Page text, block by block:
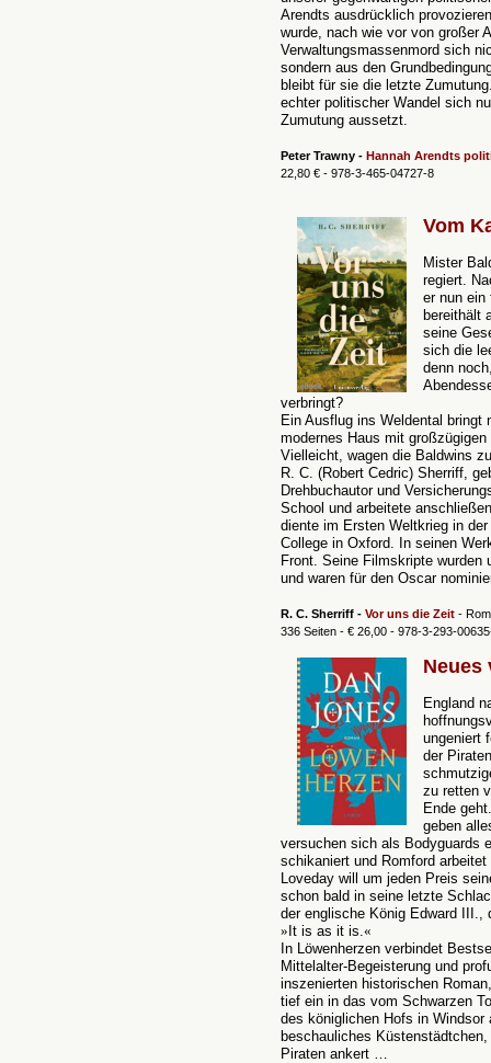
Arendts ausdrücklich
wurde, nach wie vor von großer
Verwaltungsmassenmord sich
sondern aus den
bleibt für sie die letzte
echter politischer Wandel sich
Zumutung aussetzt.
Peter Trawny - Hannah Arendts
22,80 € - 978-3-465-04727-8
Vom
Mister
regiert.
er nun ein
bereithält
seine
sich die
denn
verbringt?
Ein Ausflug ins Weldental bringt
modernes Haus mit
Vielleicht, wagen die Baldwins
R. C. (Robert Cedric) Sherriff,
Drehbuchautor und
School und arbeitete
diente im Ersten Weltkrieg in
College in Oxford. In seinen
Front. Seine Filmskripte
und waren für den Oscar
R. C. Sherriff - Vor uns die Zeit -
336 Seiten - € 26,00 - 978-3-293-
England
ungeniert
der
zu retten
Ende
geben
versuchen sich als Bodyguards
schikaniert und Romford
Loveday will um jeden Preis
schon bald in seine letzte
der englische König Edward
» It is as it is.«
In Löwenherzen verbindet
Mittelalter-Begeisterung und
inszenierten historischen
tief ein in das vom Schwarzen
des königlichen Hofs in
beschauliches
Piraten ankert …